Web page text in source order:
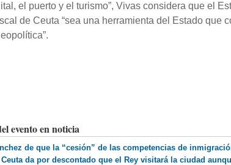
el puerto y el turismo”, Vivas considera que el
de Ceuta “sea una herramienta del Estado que
evento en noticia
de que la “cesión” de las competencias de
da por descontado que el Rey visitará la ciudad